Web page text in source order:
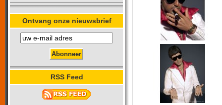
Ontvang onze nieuwsbrief
RSS Feed